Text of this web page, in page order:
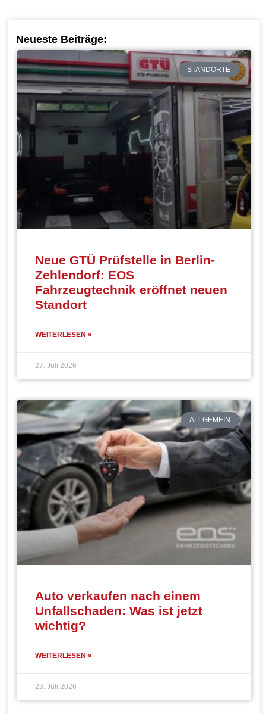
Neueste Beiträge:
STANDORTE
Neue GTÜ Prüfstelle in Berlin-
Zehlendorf: EOS
Fahrzeugtechnik eröffnet neuen
Standort
WEITERLESEN »
27. Juli 2026
ALLGEMEIN
Auto verkaufen nach einem
Unfallschaden: Was ist jetzt
wichtig?
WEITERLESEN »
23. Juli 2026